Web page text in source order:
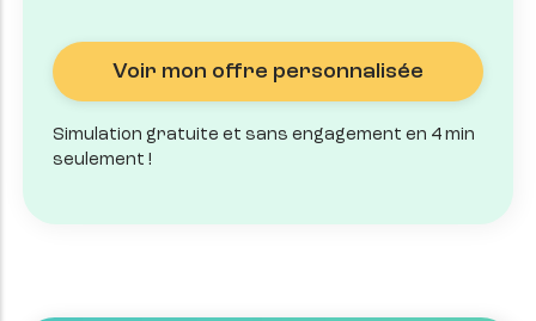
Voir mon offre personnalisée
Simulation gratuite et sans engagement en 4 min
seulement !